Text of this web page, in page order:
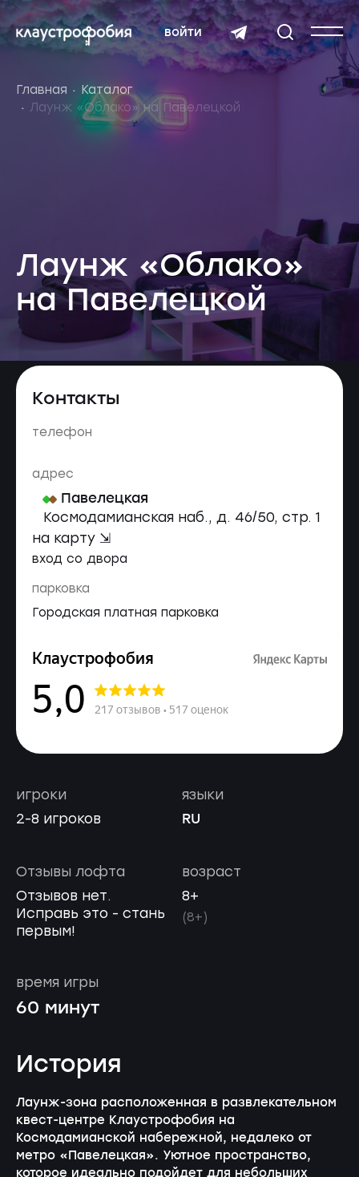
войти
Главная
Каталог
Лаунж «Облако» на Павелецкой
Лаунж «Облако»
на Павелецкой
Контакты
телефон
адрес
Павелецкая
Космодамианская наб., д. 46/50, стр. 1
на карту ⇲
вход со двора
парковка
Городская платная парковка
игроки
2-8 игроков
языки
RU
возраст
8+
(8+)
Отзывы лофта
Отзывов нет.
Исправь это - стань
первым!
время игры
60 минут
История
Лаунж-зона расположенная в развлекательном
квест-центре Клаустрофобия на
Космодамианской набережной, недалеко от
метро «Павелецкая». Уютное пространство,